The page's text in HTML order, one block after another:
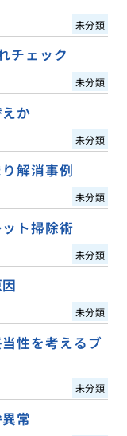
未分類
チェック
未分類
か
未分類
解消事例
未分類
ト掃除術
未分類
未分類
性を考えるブ
未分類
常